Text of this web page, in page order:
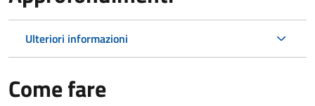
Ulteriori informazioni
Come fare